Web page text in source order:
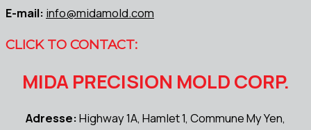
E-mail: info@midamold.com
CLICK TO CONTACT:
MIDA PRECISION MOLD CORP.
Adresse:Highway 1A, Hamlet 1, Commune My Yen,